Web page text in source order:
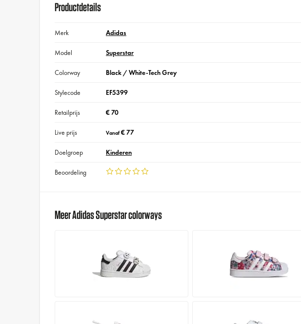
Productdetails
Merk Adidas
Model Superstar
Colorway Black / White-Tech Grey
Stylecode EF5399
Retailprijs € 70
Live prijs Vanaf€ 77
Doelgroep Kinderen
Beoordeling
Meer Adidas Superstar colorways